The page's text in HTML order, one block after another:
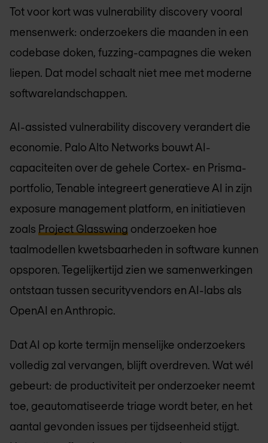
Tot voor kort was vulnerability discovery vooral
mensenwerk: onderzoekers die maanden in een
codebase doken, fuzzing-campagnes die weken
liepen. Dat model schaalt niet mee met moderne
softwarelandschappen.
AI-assisted vulnerability discovery verandert die
economie. Palo Alto Networks bouwt AI-
capaciteiten over de gehele Cortex- en Prisma-
portfolio, Tenable integreert generatieve AI in zijn
exposure management platform, en initiatieven
zoals Project Glasswing onderzoeken hoe
taalmodellen kwetsbaarheden in software kunnen
opsporen. Tegelijkertijd zien we samenwerkingen
ontstaan tussen securityvendors en AI-labs als
OpenAI en Anthropic.
Dat AI op korte termijn menselijke onderzoekers
volledig zal vervangen, blijft overdreven. Wat wél
gebeurt: de productiviteit per onderzoeker neemt
toe, geautomatiseerde triage wordt beter, en het
aantal gevonden issues per tijdseenheid stijgt.